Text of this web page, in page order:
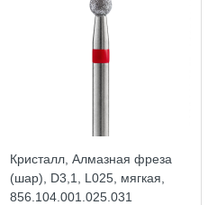
Кристалл, Алмазная фреза
(шар), D3,1, L025, мягкая,
856.104.001.025.031